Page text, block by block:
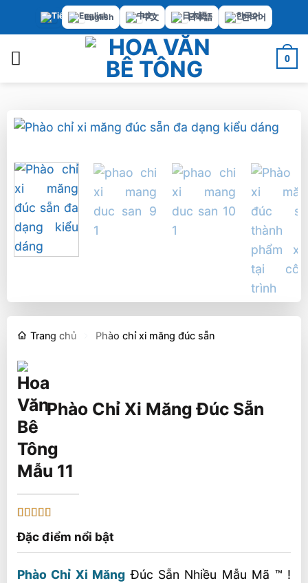
dung
English 中文 日本語 한국어
0
Trang chủ Phào chỉ xi măng đúc sẵn
Phào Chỉ Xi Măng Đúc Sẵn
Mẫu 11
trên 5 dựa
trênđánh
giá
Đặc điểm nổi bật
Phào Chỉ Xi Măng Đúc Sẵn Nhiều Mẫu Mã ™ !